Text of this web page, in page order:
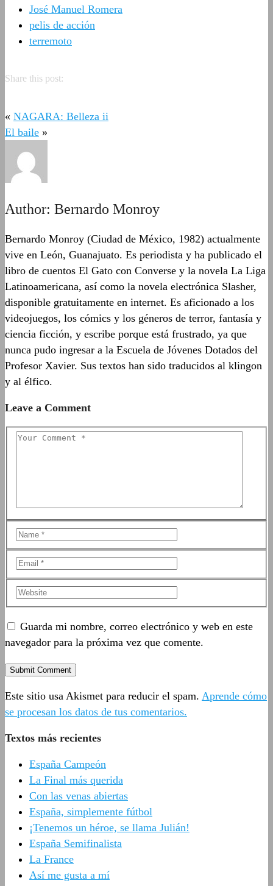
José Manuel Romera
pelis de acción
terremoto
Share this post:
« NAGARA: Belleza ii
El baile »
Author: Bernardo Monroy
Bernardo Monroy (Ciudad de México, 1982) actualmente
vive en León, Guanajuato. Es periodista y ha publicado el
libro de cuentos El Gato con Converse y la novela La Liga
Latinoamericana, así como la novela electrónica Slasher,
disponible gratuitamente en internet. Es aficionado a los
videojuegos, los cómics y los géneros de terror, fantasía y
ciencia ficción, y escribe porque está frustrado, ya que
nunca pudo ingresar a la Escuela de Jóvenes Dotados del
Profesor Xavier. Sus textos han sido traducidos al klingon
y al élfico.
Leave a Comment
Guarda mi nombre, correo electrónico y web en este
navegador para la próxima vez que comente.
Este sitio usa Akismet para reducir el spam. Aprende cómo
se procesan los datos de tus comentarios.
Textos más recientes
España Campeón
La Final más querida
Con las venas abiertas
España, simplemente fútbol
¡Tenemos un héroe, se llama Julián!
España Semifinalista
La France
Así me gusta a mí